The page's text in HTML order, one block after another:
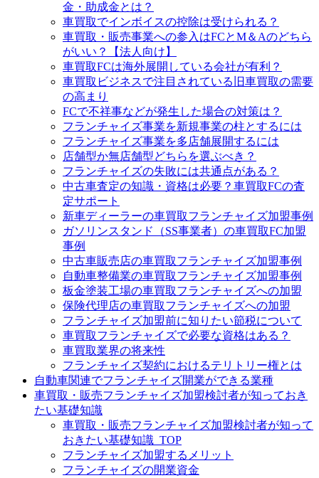
金・助成金とは？
車買取でインボイスの控除は受けられる？
車買取・販売事業への参入はFCとM＆Aのどちら
がいい？【法人向け】
車買取FCは海外展開している会社が有利？
車買取ビジネスで注目されている旧車買取の需要
の高まり
FCで不祥事などが発生した場合の対策は？
フランチャイズ事業を新規事業の柱とするには
フランチャイズ事業を多店舗展開するには
店舗型か無店舗型どちらを選ぶべき？
フランチャイズの失敗には共通点がある？
中古車査定の知識・資格は必要？車買取FCの査
定サポート
新車ディーラーの車買取フランチャイズ加盟事例
ガソリンスタンド（SS事業者）の車買取FC加盟
事例
中古車販売店の車買取フランチャイズ加盟事例
自動車整備業の車買取フランチャイズ加盟事例
板金塗装工場の車買取フランチャイズへの加盟
保険代理店の車買取フランチャイズへの加盟
フランチャイズ加盟前に知りたい節税について
車買取フランチャイズで必要な資格はある？
車買取業界の将来性
フランチャイズ契約におけるテリトリー権とは
自動車関連でフランチャイズ開業ができる業種
車買取・販売フランチャイズ加盟検討者が知っておき
たい基礎知識
車買取・販売フランチャイズ加盟検討者が知って
おきたい基礎知識_TOP
フランチャイズ加盟するメリット
フランチャイズの開業資金